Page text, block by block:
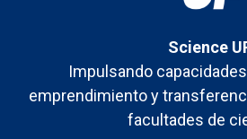
Science
Impulsando
emprendimiento y
facultades de